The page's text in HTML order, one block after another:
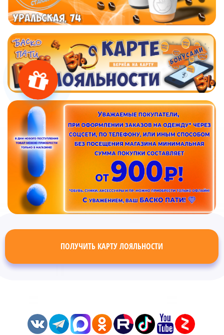
ПОЛУЧИТЬ КАРТУ ЛОЯЛЬНОСТИ